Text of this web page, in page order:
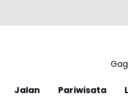
Jalan Pariwisata